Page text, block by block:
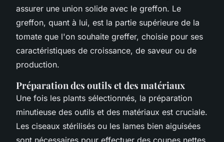
assurer une union solide avec le greffon. Le
greffon, quant à lui, est la partie supérieure de la
tomate que l'on souhaite greffer, choisie pour ses
caractéristiques de croissance, de saveur ou de
production.
Préparation des outils et des matériaux
Une fois les plants sélectionnés, la préparation
minutieuse des outils et des matériaux est cruciale.
Les ciseaux stérilisés ou les lames bien aiguisées
sont nécessaires pour effectuer des coupes nettes